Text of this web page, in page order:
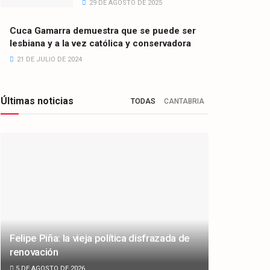
29 DE AGOSTO DE 2025
Cuca Gamarra demuestra que se puede ser
lesbiana y a la vez católica y conservadora
21 DE JULIO DE 2024
Últimas noticias TODAS CANTABRIA
Felipe Piña: la vieja política disfrazada de
renovación
5 DE AGOSTO DE 2026